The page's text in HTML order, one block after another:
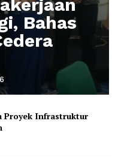
Bahas
Proyek Infrastruktur